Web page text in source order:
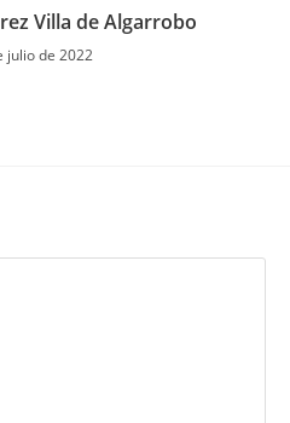
Villa de Algarrobo
julio de 2022